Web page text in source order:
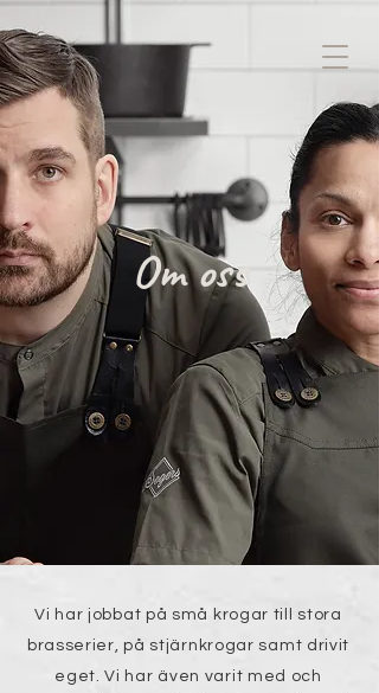
Om oss
Vi har jobbat på små krogar till stora
brasserier, på stjärnkrogar samt drivit
eget. Vi har även varit med och